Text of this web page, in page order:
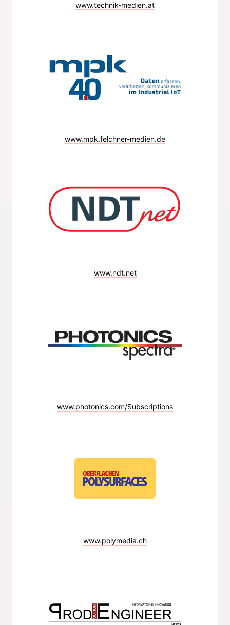
www.technik-medien.at
www.mpk.felchner-medien.de
www.ndt.net
www.photonics.com/Subscriptions
www.polymedia.ch